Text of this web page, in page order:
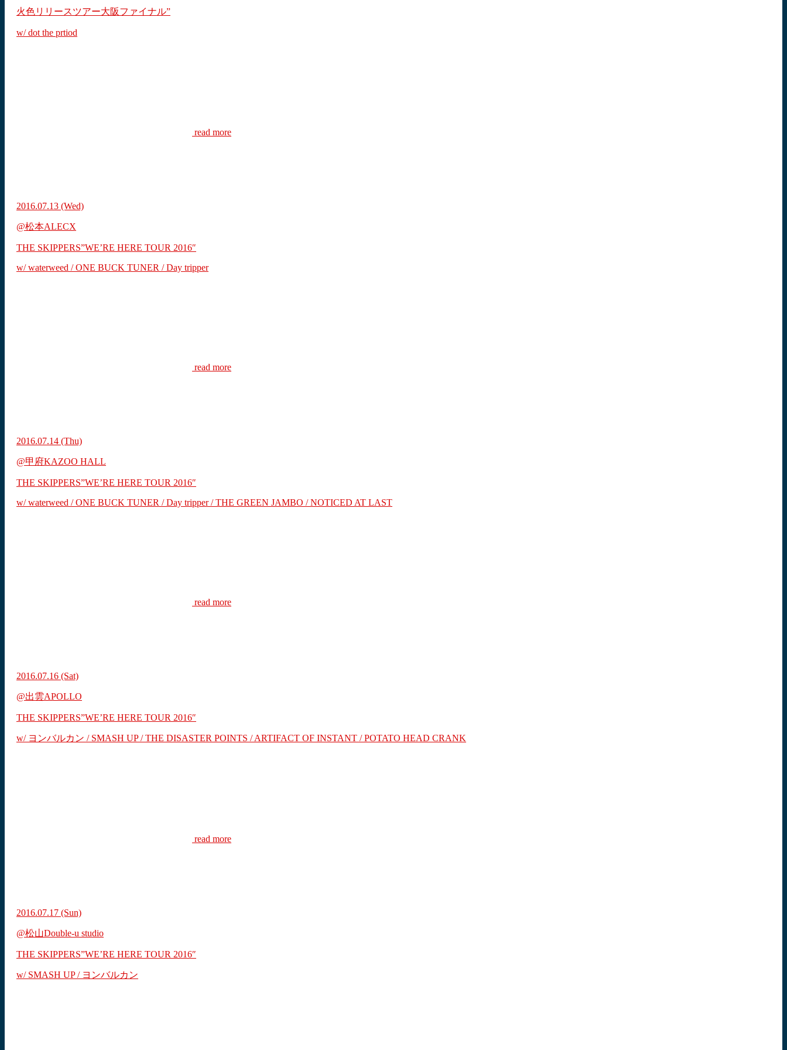
火色リリースツアー大阪ファイナル”
w/ dot the prtiod
read more
2016.07.13 (Wed)
@松本ALECX
THE SKIPPERS”WE’RE HERE TOUR 2016″
w/ waterweed / ONE BUCK TUNER / Day tripper
read more
2016.07.14 (Thu)
@甲府KAZOO HALL
THE SKIPPERS”WE’RE HERE TOUR 2016″
w/ waterweed / ONE BUCK TUNER / Day tripper / THE GREEN JAMBO / NOTICED AT LAST
read more
2016.07.16 (Sat)
@出雲APOLLO
THE SKIPPERS”WE’RE HERE TOUR 2016″
w/ ヨンバルカン / SMASH UP / THE DISASTER POINTS / ARTIFACT OF INSTANT / POTATO HEAD CRANK
read more
2016.07.17 (Sun)
@松山Double-u studio
THE SKIPPERS”WE’RE HERE TOUR 2016″
w/ SMASH UP / ヨンバルカン